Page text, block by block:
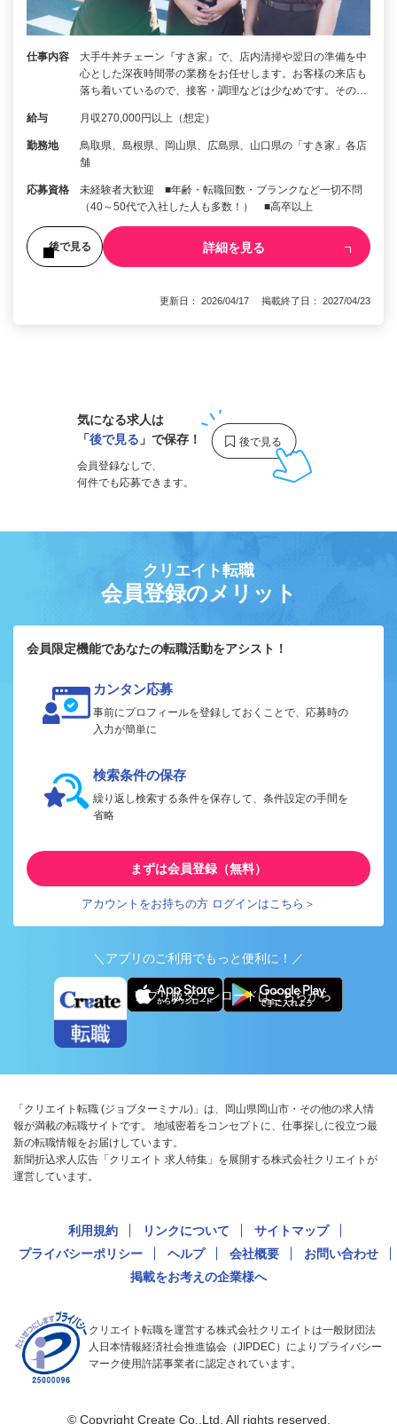
仕事内容
大手牛丼チェーン『すき家』で、店内清掃や翌日の準備を中
心とした深夜時間帯の業務をお任せします。お客様の来店も
落ち着いているので、接客・調理などは少なめです。その…
給与 月収270,000円以上（想定）
勤務地
鳥取県、島根県、岡山県、広島県、山口県の「すき家」各店
舗
応募資格
未経験者大歓迎 ■年齢・転職回数・ブランクなど一切不問
（40～50代で入社した人も多数！） ■高卒以上
後で見る 詳細を見る
更新日： 2026/04/17 掲載終了日： 2027/04/23
気になる求人は
「後で見る 」で保存！
会員登録なしで、
何件でも応募できます。
クリエイト転職
会員登録のメリット
会員限定機能であなたの転職活動をアシスト！
カンタン応募
事前にプロフィールを登録しておくことで、応募時の
入力が簡単に
検索条件の保存
繰り返し検索する条件を保存して、条件設定の手間を
省略
まずは会員登録（無料）
アカウントをお持ちの方 ログインはこちら＞
＼アプリのご利用でもっと便利に！／
アプリ版ダウンロードはこちらから
「クリエイト転職 (ジョブターミナル)」は、岡山県岡山市・その他の求人情
報が満載の転職サイトです。 地域密着をコンセプトに、仕事探しに役立つ最
新の転職情報をお届けしています。
新聞折込求人広告「クリエイト 求人特集」を展開する株式会社クリエイトが
運営しています。
利用規約 リンクについて
サイトマップ
プライバシーポリシー
ヘルプ 会社概要
お問い合わせ
掲載をお考えの企業様へ
クリエイト転職を運営する株式会社クリエイトは一般財団法
人日本情報経済社会推進協会（JIPDEC）によりプライバシー
マーク使用許諾事業者に認定されています。
© Copyright Create Co.,Ltd. All rights reserved.